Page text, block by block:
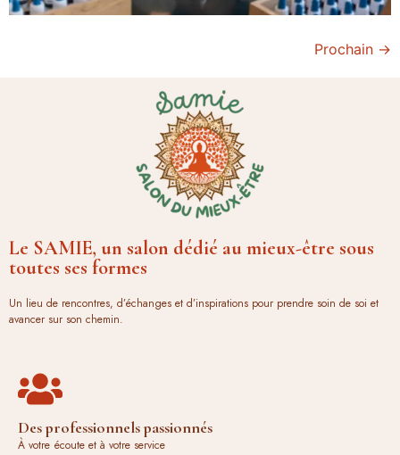
Prochain →
Le SAMIE, un salon dédié au mieux-être sous
toutes ses formes
Un lieu de rencontres, d’échanges et d’inspirations pour prendre soin de soi et
avancer sur son chemin.
Des professionnels passionnés
À votre écoute et à votre service